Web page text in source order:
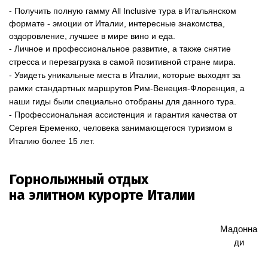
- Получить полную гамму All Inclusive тура в Итальянском
формате - эмоции от Италии, интересные знакомства,
оздоровление, лучшее в мире вино и еда.
- Личное и профессиональное развитие, а также снятие
стресса и перезагрузка в самой позитивной стране мира.
- Увидеть уникальные места в Италии, которые выходят за
рамки стандартных маршрутов Рим-Венеция-Флоренция, а
наши гиды были специально отобраны для данного тура.
- Профессиональная ассистенция и гарантия качества от
Сергея Еременко, человека занимающегося туризмом в
Италию более 15 лет.
Горнолыжный отдых
на элитном курорте Италии
Мадонна
ди